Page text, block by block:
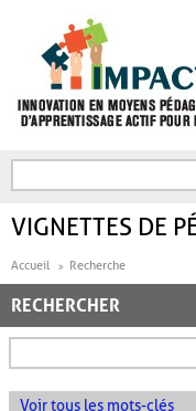
FORMULAIRE DE
VIGNETTES DE
Accueil Recherche
RECHERCHER
Voir tous les mots-clés